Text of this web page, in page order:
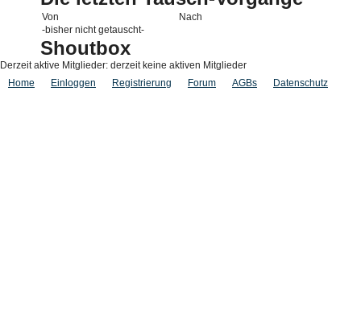
Von
Nach
-bisher nicht getauscht-
Shoutbox
Derzeit aktive Mitglieder: derzeit keine aktiven Mitglieder
Home
Einloggen Registrierung Forum AGBs Datenschutz